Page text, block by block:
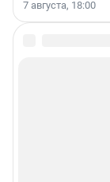
7 августа, 18:00